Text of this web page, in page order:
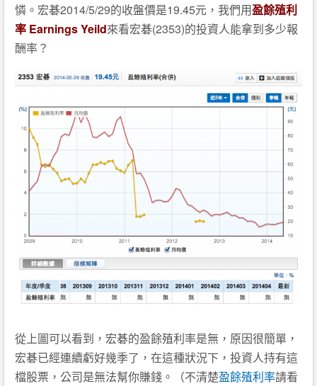
憐。宏碁2014/5/29的收盤價是19.45元，我們用盈餘殖利
率 Earnings Yeild來看宏碁(2353)的投資人能拿到多少報
酬率？
從上圖可以看到，宏碁的盈餘殖利率是無，原因很簡單，
宏碁已經連續虧好幾季了，在這種狀況下，投資人持有這
檔股票，公司是無法幫你賺錢。（不清楚盈餘殖利率請看